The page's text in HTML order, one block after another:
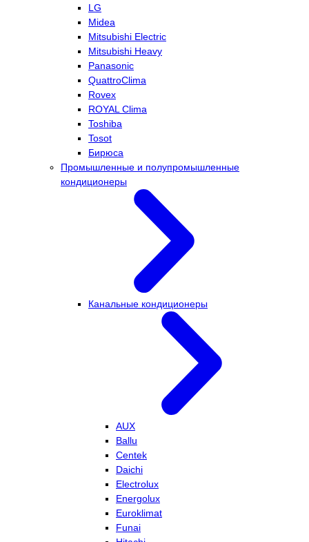
LG
Midea
Mitsubishi Electric
Mitsubishi Heavy
Panasonic
QuattroClima
Rovex
ROYAL Clima
Toshiba
Tosot
Бирюса
Промышленные и полупромышленные
кондиционеры
Канальные кондиционеры
AUX
Ballu
Centek
Daichi
Electrolux
Energolux
Euroklimat
Funai